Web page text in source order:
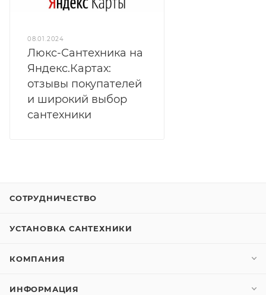
08.01.2024
Люкс-Сантехника на
Яндекс.Картах:
отзывы покупателей
и широкий выбор
сантехники
СОТРУДНИЧЕСТВО
УСТАНОВКА САНТЕХНИКИ
КОМПАНИЯ
ИНФОРМАЦИЯ